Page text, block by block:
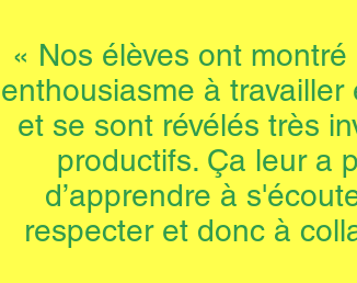
« Nos élèves ont montré
enthousiasme à travailler
et se sont révélés très
productifs. Ça leur a
d’apprendre à
respecter et donc à